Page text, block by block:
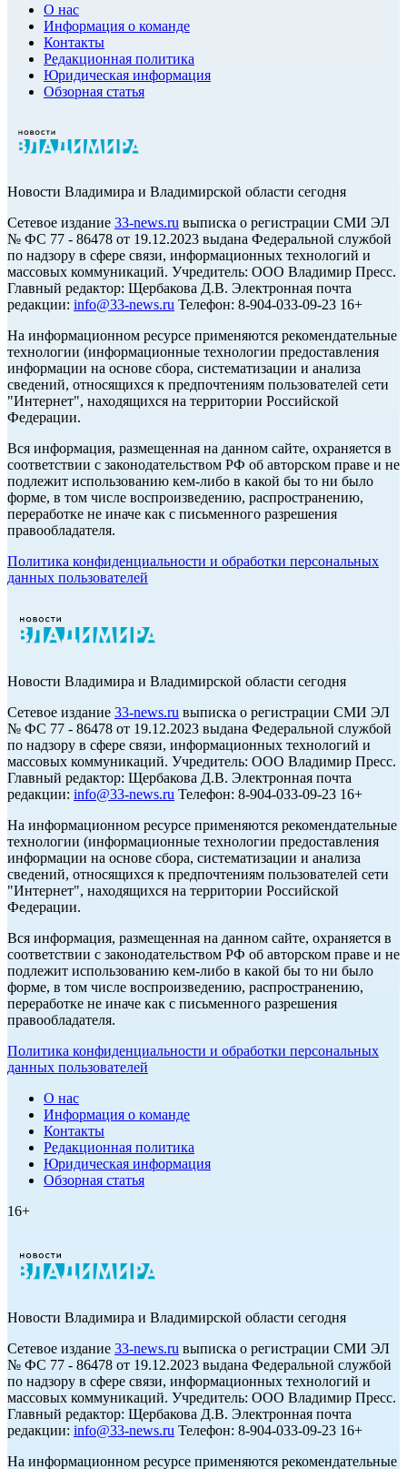
О нас
Информация о команде
Контакты
Редакционная политика
Юридическая информация
Обзорная статья
Новости Владимира и Владимирской области сегодня
Cетевое издание 33-news.ru выписка о регистрации СМИ ЭЛ
№ ФС 77 - 86478 от 19.12.2023 выдана Федеральной службой
по надзору в сфере связи, информационных технологий и
массовых коммуникаций. Учредитель: ООО Владимир Пресс.
Главный редактор: Щербакова Д.В. Электронная почта
редакции: info@33-news.ru Телефон: 8-904-033-09-23 16+
На информационном ресурсе применяются рекомендательные
технологии (информационные технологии предоставления
информации на основе сбора, систематизации и анализа
сведений, относящихся к предпочтениям пользователей сети
"Интернет", находящихся на территории Российской
Федерации.
Вся информация, размещенная на данном сайте, охраняется в
соответствии с законодательством РФ об авторском праве и не
подлежит использованию кем-либо в какой бы то ни было
форме, в том числе воспроизведению, распространению,
переработке не иначе как с письменного разрешения
правообладателя.
Политика конфиденциальности и обработки персональных
данных пользователей
Новости Владимира и Владимирской области сегодня
Cетевое издание 33-news.ru выписка о регистрации СМИ ЭЛ
№ ФС 77 - 86478 от 19.12.2023 выдана Федеральной службой
по надзору в сфере связи, информационных технологий и
массовых коммуникаций. Учредитель: ООО Владимир Пресс.
Главный редактор: Щербакова Д.В. Электронная почта
редакции: info@33-news.ru Телефон: 8-904-033-09-23 16+
На информационном ресурсе применяются рекомендательные
технологии (информационные технологии предоставления
информации на основе сбора, систематизации и анализа
сведений, относящихся к предпочтениям пользователей сети
"Интернет", находящихся на территории Российской
Федерации.
Вся информация, размещенная на данном сайте, охраняется в
соответствии с законодательством РФ об авторском праве и не
подлежит использованию кем-либо в какой бы то ни было
форме, в том числе воспроизведению, распространению,
переработке не иначе как с письменного разрешения
правообладателя.
Политика конфиденциальности и обработки персональных
данных пользователей
О нас
Информация о команде
Контакты
Редакционная политика
Юридическая информация
Обзорная статья
16+
Новости Владимира и Владимирской области сегодня
Cетевое издание 33-news.ru выписка о регистрации СМИ ЭЛ
№ ФС 77 - 86478 от 19.12.2023 выдана Федеральной службой
по надзору в сфере связи, информационных технологий и
массовых коммуникаций. Учредитель: ООО Владимир Пресс.
Главный редактор: Щербакова Д.В. Электронная почта
редакции: info@33-news.ru Телефон: 8-904-033-09-23 16+
На информационном ресурсе применяются рекомендательные